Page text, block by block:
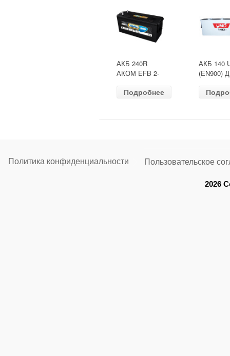
АКБ 240R
АКОМ EFB 2-
(EN1500) ДШВ
Подробнее
АКБ 140
(EN900)
залит
Политика конфиденциальности Пользовательское
2026